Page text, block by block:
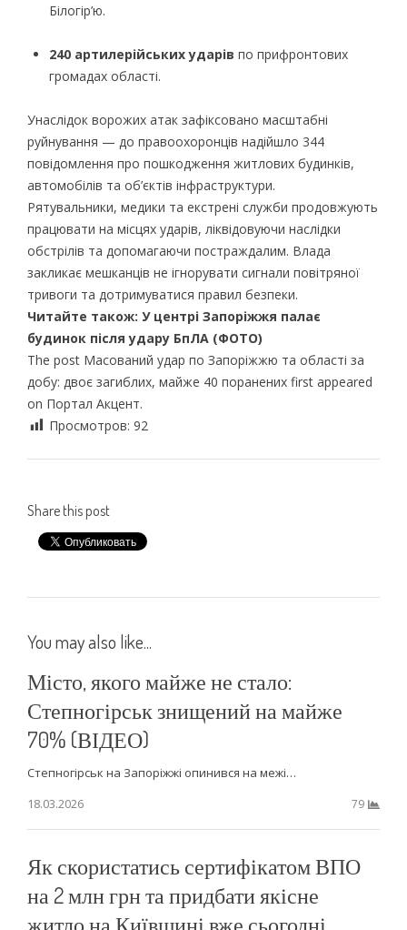
Білогір’ю.
240 артилерійських ударів по прифронтових
громадах області.
Унаслідок ворожих атак зафіксовано масштабні
руйнування — до правоохоронців надійшло 344
повідомлення про пошкодження житлових будинків,
автомобілів та об’єктів інфраструктури.
Рятувальники, медики та екстрені служби продовжують
працювати на місцях ударів, ліквідовуючи наслідки
обстрілів та допомагаючи постраждалим. Влада
закликає мешканців не ігнорувати сигнали повітряної
тривоги та дотримуватися правил безпеки.
Читайте також: У центрі Запоріжжя палає
будинок після удару БпЛА (ФОТО)
The post Масований удар по Запоріжжю та області за
добу: двоє загиблих, майже 40 поранених first appeared
on Портал Акцент.
Просмотров: 92
Share this post
You may also like...
Місто, якого майже не стало:
Степногірськ знищений на майже
70% (ВІДЕО)
Степногірськ на Запоріжжі опинився на межі…
18.03.2026
79
Як скористатись сертифікатом ВПО
на 2 млн грн та придбати якісне
житло на Київщині вже сьогодні